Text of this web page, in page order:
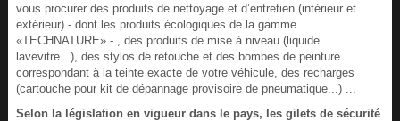
vous procurer des produits de nettoyage et d’entretien (intérieur et
extérieur) - dont les produits écologiques de la gamme
«TECHNATURE» - , des produits de mise à niveau (liquide
lavevitre...), des stylos de retouche et des bombes de peinture
correspondant à la teinte exacte de votre véhicule, des recharges
(cartouche pour kit de dépannage provisoire de pneumatique...) ...
Selon la législation en vigueur dans le pays, les gilets de sécurité